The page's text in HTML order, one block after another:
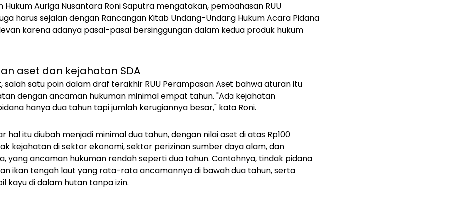
Hukum Auriga Nusantara Roni Saputra mengatakan, pembahasan RUU
harus sejalan dengan Rancangan Kitab Undang-Undang Hukum Acara Pidana
karena adanya pasal-pasal bersinggungan dalam kedua produk hukum
aset dan kejahatan SDA
salah satu poin dalam draf terakhir RUU Perampasan Aset bahwa aturan itu
dengan ancaman hukuman minimal empat tahun. "Ada kejahatan
hanya dua tahun tapi jumlah kerugiannya besar," kata Roni.
hal itu diubah menjadi minimal dua tahun, dengan nilai aset di atas Rp100
kejahatan di sektor ekonomi, sektor perizinan sumber daya alam, dan
yang ancaman hukuman rendah seperti dua tahun. Contohnya, tindak pidana
ikan tengah laut yang rata-rata ancamannya di bawah dua tahun, serta
kayu di dalam hutan tanpa izin.